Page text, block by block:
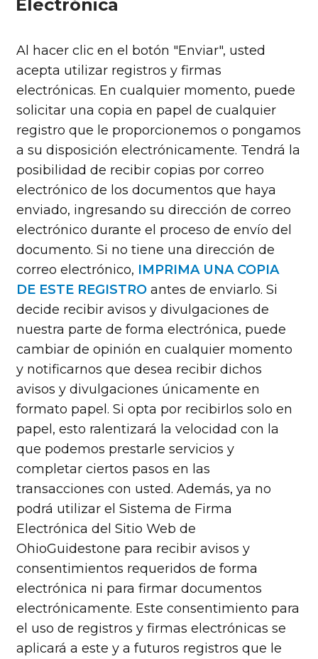
Electrónica
Al hacer clic en el botón "Enviar", usted
acepta utilizar registros y firmas
electrónicas. En cualquier momento, puede
solicitar una copia en papel de cualquier
registro que le proporcionemos o pongamos
a su disposición electrónicamente. Tendrá la
posibilidad de recibir copias por correo
electrónico de los documentos que haya
enviado, ingresando su dirección de correo
electrónico durante el proceso de envío del
documento. Si no tiene una dirección de
correo electrónico, IMPRIMA UNA COPIA
DE ESTE REGISTRO antes de enviarlo. Si
decide recibir avisos y divulgaciones de
nuestra parte de forma electrónica, puede
cambiar de opinión en cualquier momento
y notificarnos que desea recibir dichos
avisos y divulgaciones únicamente en
formato papel. Si opta por recibirlos solo en
papel, esto ralentizará la velocidad con la
que podemos prestarle servicios y
completar ciertos pasos en las
transacciones con usted. Además, ya no
podrá utilizar el Sistema de Firma
Electrónica del Sitio Web de
OhioGuidestone para recibir avisos y
consentimientos requeridos de forma
electrónica ni para firmar documentos
electrónicamente. Este consentimiento para
el uso de registros y firmas electrónicas se
aplicará a este y a futuros registros que le